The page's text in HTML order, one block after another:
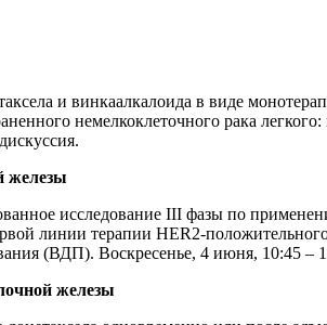
и винкаалкалоида в виде
немелкоклеточного рака
железы
исследование III фазы по
линии терапии HER2-
(ВДП). Воскресенье, 4 июня, 10:45 –
железы